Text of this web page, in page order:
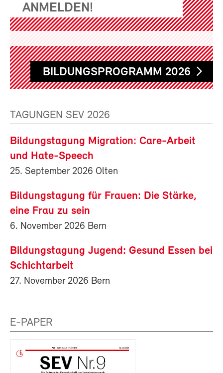
ANMELDEN!
BILDUNGSPROGRAMM 2026
TAGUNGEN SEV 2026
Bildungstagung Migration: Care-Arbeit
und Hate-Speech
25. September 2026 Olten
Bildungstagung für Frauen: Die Stärke,
eine Frau zu sein
6. November 2026 Bern
Bildungstagung Jugend: Gesund Essen bei
Schichtarbeit
27. November 2026 Bern
E-PAPER